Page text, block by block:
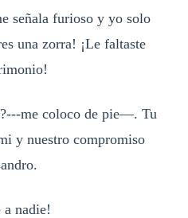
señala furioso y yo solo
una zorra! ¡Le faltaste
me coloco de pie—. Tu
y nuestro compromiso
nadie!